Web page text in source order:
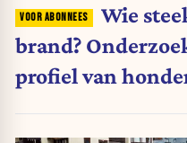
Wie
brand?
profiel van